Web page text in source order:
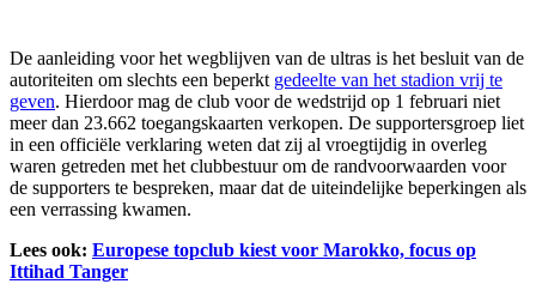
De aanleiding voor het wegblijven van de ultras is het besluit van de
autoriteiten om slechts een beperkt gedeelte van het stadion vrij te
geven. Hierdoor mag de club voor de wedstrijd op 1 februari niet
meer dan 23.662 toegangskaarten verkopen. De supportersgroep liet
in een officiële verklaring weten dat zij al vroegtijdig in overleg
waren getreden met het clubbestuur om de randvoorwaarden voor
de supporters te bespreken, maar dat de uiteindelijke beperkingen als
een verrassing kwamen.
Lees ook: Europese topclub kiest voor Marokko, focus op
Ittihad Tanger